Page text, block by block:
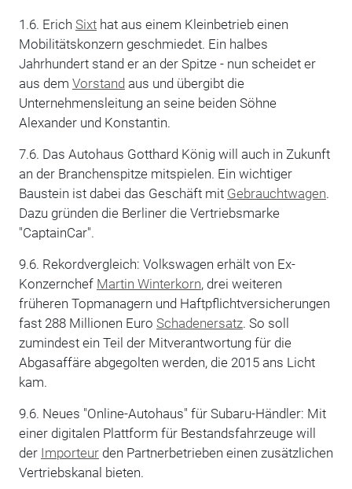
1.6. Erich Sixthat aus einem Kleinbetrieb einen
Mobilitätskonzern geschmiedet. Ein halbes
Jahrhundert stand er an der Spitze - nun scheidet er
aus dem Vorstand aus und übergibt die
Unternehmensleitung an seine beiden Söhne
Alexander und Konstantin.
7.6. Das Autohaus Gotthard König will auch in Zukunft
an der Branchenspitze mitspielen. Ein wichtiger
Baustein ist dabei das Geschäft mit Gebrauchtwagen.
Dazu gründen die Berliner die Vertriebsmarke
"CaptainCar".
9.6. Rekordvergleich: Volkswagen erhält von Ex-
Konzernchef Martin Winterkorn, drei weiteren
früheren Topmanagern und Haftpflichtversicherungen
fast 288 Millionen Euro Schadenersatz. So soll
zumindest ein Teil der Mitverantwortung für die
Abgasaffäre abgegolten werden, die 2015 ans Licht
kam.
9.6. Neues "Online-Autohaus" für Subaru-Händler: Mit
einer digitalen Plattform für Bestandsfahrzeuge will
der Importeurden Partnerbetrieben einen zusätzlichen
Vertriebskanal bieten.